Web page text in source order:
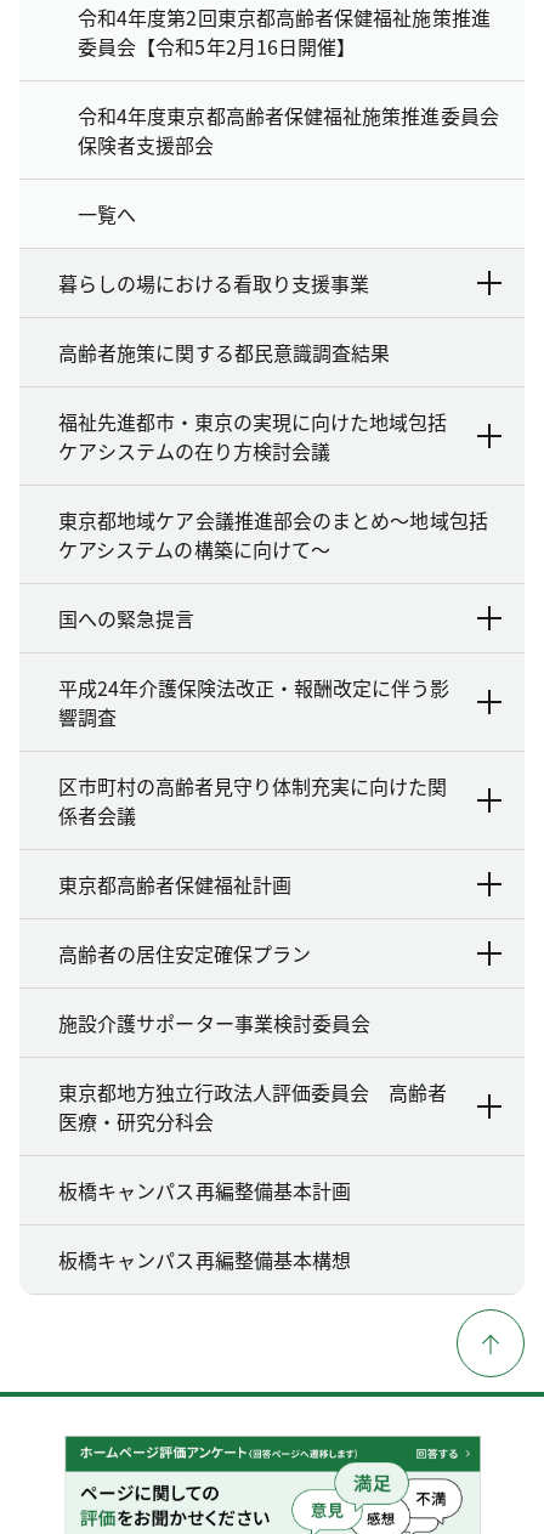
令和4年度第2回東京都高齢者保健福祉施策推進
委員会【令和5年2月16日開催】
令和4年度東京都高齢者保健福祉施策推進委員会
保険者支援部会
一覧へ
暮らしの場における看取り支援事業
高齢者施策に関する都民意識調査結果
福祉先進都市・東京の実現に向けた地域包括
ケアシステムの在り方検討会議
東京都地域ケア会議推進部会のまとめ～地域包括
ケアシステムの構築に向けて～
国への緊急提言
平成24年介護保険法改正・報酬改定に伴う影
響調査
区市町村の高齢者見守り体制充実に向けた関
係者会議
東京都高齢者保健福祉計画
高齢者の居住安定確保プラン
施設介護サポーター事業検討委員会
東京都地方独立行政法人評価委員会 高齢者
医療・研究分科会
板橋キャンパス再編整備基本計画
板橋キャンパス再編整備基本構想